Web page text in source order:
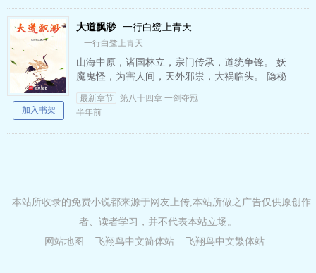
大道飘渺 一行白鹭上青天
一行白鹭上青天
山海中原，诸国林立，宗门传承，道统争锋。 妖
魔鬼怪，为害人间，天外邪祟，大祸临头。 隐秘
组织，狼子野心，原始教派，妖言惑众。 群英荟
萃，佳人云集…
最新章节
第八十四章 一剑夺冠
半年前
加入书架
本站所收录的免费小说都来源于网友上传,本站所做之广告仅供原创作
者、读者学习，并不代表本站立场。
网站地图
飞翔鸟中文简体站 飞翔鸟中文繁体站